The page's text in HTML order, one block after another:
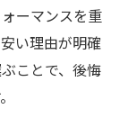
けたい注意
とし穴に
ーマンスを重
い理由が明確
ことで、後悔